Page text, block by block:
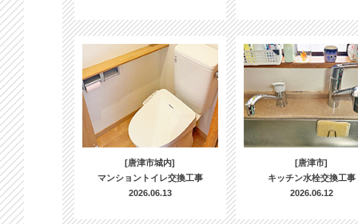
[唐津市城内]
マンショントイレ交換工事
2026.06.13
[唐津市]
キッチン水栓交換工事
2026.06.12